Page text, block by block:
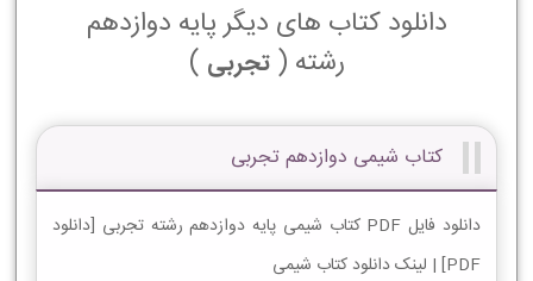
دانلود کتاب های دیگر پایه دوازدهم
رشته (تجربی )
کتاب شیمی دوازدهم تجربی
دانلود فایل PDF کتاب شیمی پایه دوازدهم رشته تجربی [دانلود
PDF] | لینک دانلود کتاب شیمی